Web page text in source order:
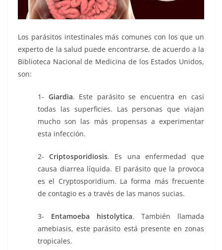
Los parásitos intestinales más comunes con los que un
experto de la salud puede encontrarse, de acuerdo a la
Biblioteca Nacional de Medicina de los Estados Unidos,
son:
1- Giardia. Este parásito se encuentra en casi
todas las superficies. Las personas que viajan
mucho son las más propensas a experimentar
esta infección.
2-Criptosporidiosis. Es una enfermedad que
causa diarrea líquida. El parásito que la provoca
es el Cryptosporidium. La forma más frecuente
de contagio es a través de las manos sucias.
3- Entamoeba histolytica. También llamada
amebiasis, este parásito está presente en zonas
tropicales.